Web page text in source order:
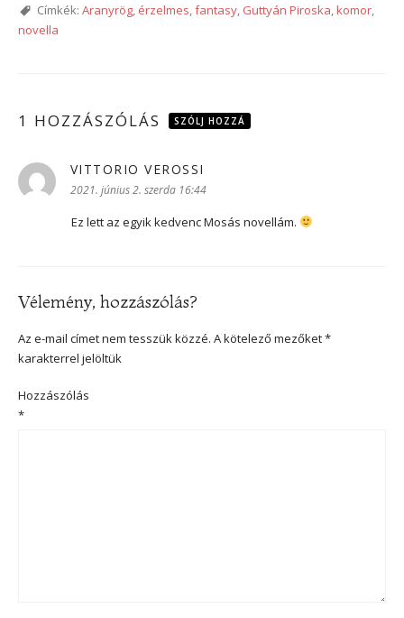
Címkék: Aranyrög, érzelmes,fantasy, Guttyán Piroska,komor,
novella
1 HOZZÁSZÓLÁS SZÓLJ HOZZÁ
VITTORIO VEROSSI
2021. június 2. szerda 16:44
Ez lett az egyik kedvenc Mosás novellám.
Vélemény, hozzászólás?
Az e-mail címet nem tesszük közzé. A kötelező mezőket*
karakterrel jelöltük
Hozzászólás
*